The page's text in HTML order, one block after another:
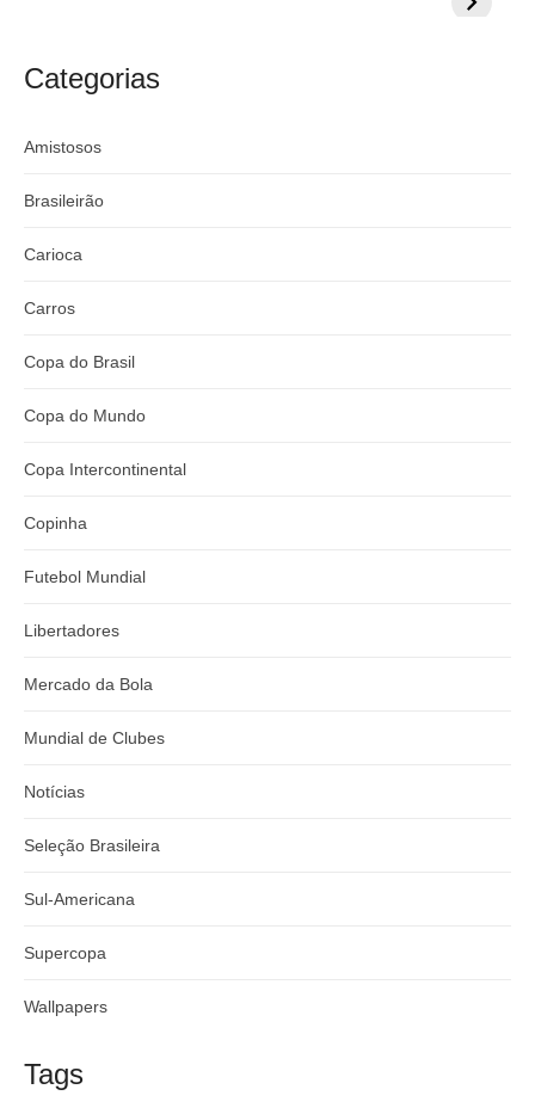
:argentino
do
Categorias
Amistosos
Brasileirão
Carioca
Carros
Copa do Brasil
Copa do Mundo
Copa Intercontinental
Copinha
Futebol Mundial
Libertadores
Mercado da Bola
Mundial de Clubes
Notícias
Seleção Brasileira
Sul-Americana
Supercopa
Wallpapers
Tags